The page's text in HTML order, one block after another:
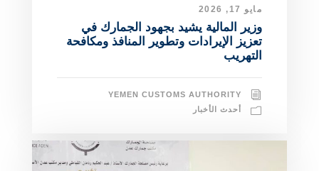
مايو 17, 2026
وزير المالية يشيد بجهود الجمارك في
تعزيز الإيرادات وتطوير المنافذ ومكافحة
التهريب
YEMEN CUSTOMS AUTHORITY
أحدث الأخبار